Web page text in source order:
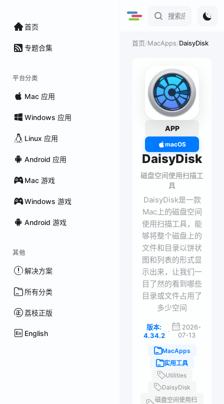
首页
专题合集
平台分类
Mac 应用
Windows 应用
Linux 应用
Android 应用
Mac 游戏
Windows 游戏
Android 游戏
其他
解决方案
所有分类
荔枝正版
English
首页/MacApps/DaisyDisk
APP
macOS
DaisyDisk
磁盘空间使用扫描工
具
DaisyDisk是一款
Mac上的磁盘空间
使用扫描工具，能
够将整个磁盘上的
文件和目录以饼状
图和列表的形式显
示出来，让我们一
目了然的看到哪些
目录或文件占用了
多少空间
版本:
4.34.2
·
2026-
07-13
MacApps
实用工具
Utilities
DaisyDisk
磁盘空间使用扫